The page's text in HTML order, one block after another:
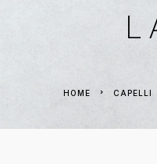
HOME CAPELLI